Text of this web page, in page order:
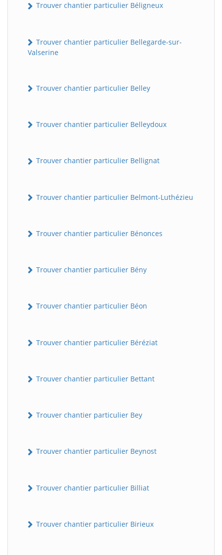
Trouver chantier particulier Béligneux
Trouver chantier particulier Bellegarde-sur-
Valserine
Trouver chantier particulier Belley
Trouver chantier particulier Belleydoux
Trouver chantier particulier Bellignat
Trouver chantier particulier Belmont-Luthézieu
Trouver chantier particulier Bénonces
Trouver chantier particulier Bény
Trouver chantier particulier Béon
Trouver chantier particulier Béréziat
Trouver chantier particulier Bettant
Trouver chantier particulier Bey
Trouver chantier particulier Beynost
Trouver chantier particulier Billiat
Trouver chantier particulier Birieux